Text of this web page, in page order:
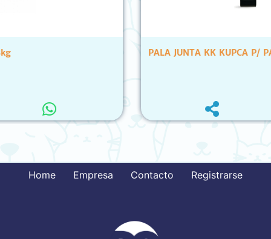
PALA JUNTA KK KUPCA P/ PASTO
Home Empresa Contacto Registrarse